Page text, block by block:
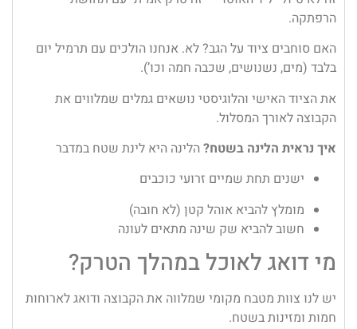
הרפתקה.
האם סוחבים ציוד על הגב? לא. אנחנו הולכים עם תרמיל יום
בלבד (מים, נשנושים, שכבה חמה וכו’).
את הציוד האישי והלוגיסטי נושאים גמלים שמלווים את
הקבוצה לאורך המסלול.
איך נראית הלינה בשטח?הלינה היא לינת שטח במדבר
ישנים תחת שמיים זרועי כוכבים
מומלץ להביא אוהל קטן (לא חובה)
חשוב להביא שק שינה מתאים לעונה
מי דואג לאוכל במהלך הטרק?
יש לנו צוות מטבח מקומי שמלווה את הקבוצה ודואג לארוחות
חמות ומזינות בשטח.